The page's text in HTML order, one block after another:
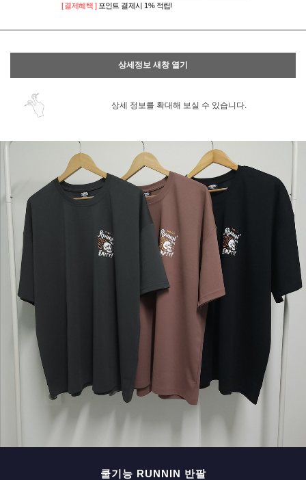
PAYCO 바로구매
[ 결제혜택 ] 포인트 결제시 1% 적립!
상세정보 새창 열기
상세 정보를 확대해 보실 수 있습니다.
쿨기능 RUNNIN 반팔